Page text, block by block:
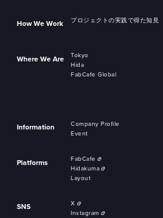
How We Work プロジェクトの実践で得た知見
Where We Are Tokyo
Hida
FabCafe Global
Information Company Profile
Event
Platforms FabCafe
Hidakuma
Layout
SNS X
Instagram